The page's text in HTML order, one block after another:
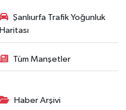
Şanlıurfa Trafik Yoğunluk
Haritası
Tüm Manşetler
Haber Arşivi